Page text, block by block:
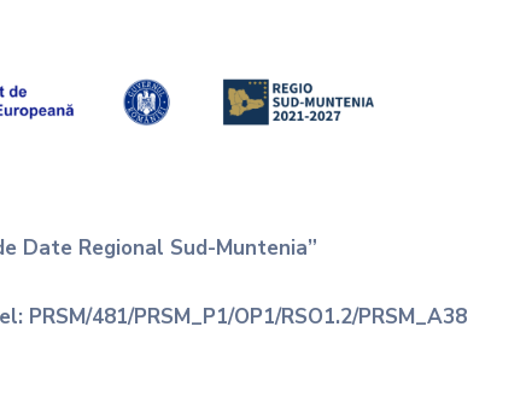
Date Regional Sud-Muntenia”
PRSM/481/PRSM_P1/OP1/RSO1.2/PRSM_A38